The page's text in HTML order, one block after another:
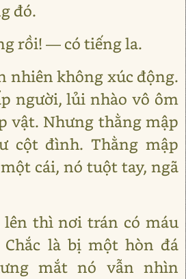
đó.
rồi! — có tiếng la.
nhiên không xúc động.
người, lủi nhào vô ôm
vật. Nhưng thằng mập
cột đình. Thằng mập
cái, nó tuột tay, ngã
thì nơi trán có máu
là bị một hòn đá
mắt nó vẫn nhìn